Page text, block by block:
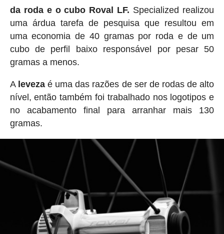
da roda e o cubo Roval LF. Specialized realizou
uma árdua tarefa de pesquisa que resultou em
uma economia de 40 gramas por roda e de um
cubo de perfil baixo responsável por pesar 50
gramas a menos.
A levezaé uma das razões de ser de rodas de alto
nível, então também foi trabalhado nos logotipos e
no acabamento final para arranhar mais 130
gramas.